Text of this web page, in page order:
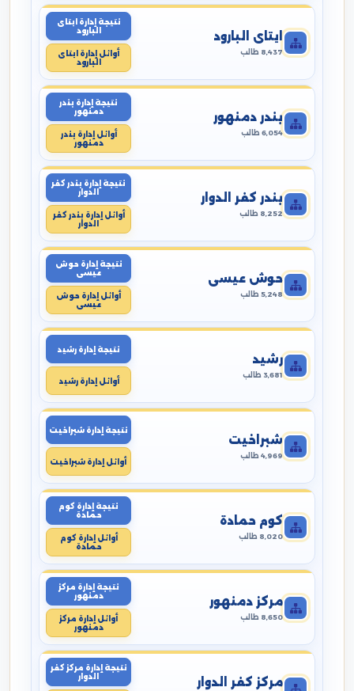
ايتاى البارود
8,437 طالب
نتيجة إدارة ايتاى
البارود
أوائل إدارة ايتاى
البارود
بندر دمنهور
6,054 طالب
نتيجة إدارة بندر
دمنهور
أوائل إدارة بندر
دمنهور
بندر كفر الدوار
8,252 طالب
نتيجة إدارة بندر كفر
الدوار
أوائل إدارة بندر كفر
الدوار
حوش عيسى
5,248 طالب
نتيجة إدارة حوش
عيسى
أوائل إدارة حوش
عيسى
رشيد
3,681 طالب
نتيجة إدارة رشيد
أوائل إدارة رشيد
شبراخيت
4,969 طالب
نتيجة إدارة شبراخيت
أوائل إدارة شبراخيت
كوم حمادة
8,020 طالب
نتيجة إدارة كوم
حمادة
أوائل إدارة كوم
حمادة
مركز دمنهور
8,650 طالب
نتيجة إدارة مركز
دمنهور
أوائل إدارة مركز
دمنهور
مركز كفر الدوار
نتيجة إدارة مركز كفر
الدوار